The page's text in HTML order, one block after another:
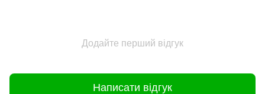
Додайте перший відгук
Написати відгук